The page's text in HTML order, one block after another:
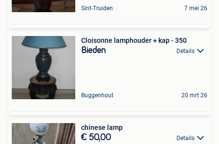
Sint-Truiden 7 mei 26
Cloisonne lamphouder + kap - 350
Bieden Details
Buggenhout 20 mrt 26
chinese lamp
€ 50,00 Details